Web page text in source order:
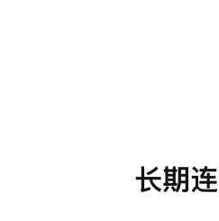
长期